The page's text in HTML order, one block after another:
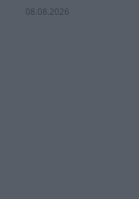
08.08.2026